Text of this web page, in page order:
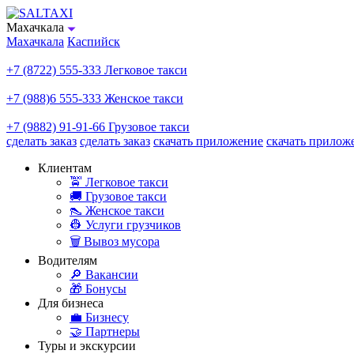
Махачкала
Махачкала Каспийск
+7 (8722) 555-333 Легковое такси
+7 (988)6 555-333 Женское такси
+7 (9882) 91-91-66 Грузовое такси
сделать заказ сделать заказ скачать приложение скачать
Клиентам
🚖 Легковое такси
🚚 Грузовое такси
👠 Женское такси
👷 Услуги грузчиков
🗑️ Вывоз мусора
Водителям
🔎 Вакансии
🎁 Бонусы
Для бизнеса
💼 Бизнесу
🤝 Партнеры
Туры и экскурсии